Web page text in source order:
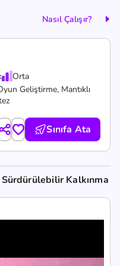
Nasıl Çalışır?
Orta
Geliştirme, Mantıklı
Sınıfa Ata
Sürdürülebilir Kalkınma